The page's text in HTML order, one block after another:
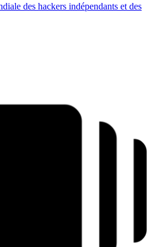
des hackers indépendants et des